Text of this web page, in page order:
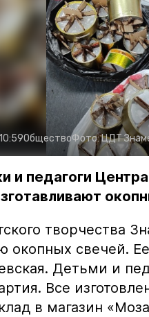
ОбществоФото:ЦДТ
и педагоги
творчества
окопных свечей.
Детьми и
Все
в магазин